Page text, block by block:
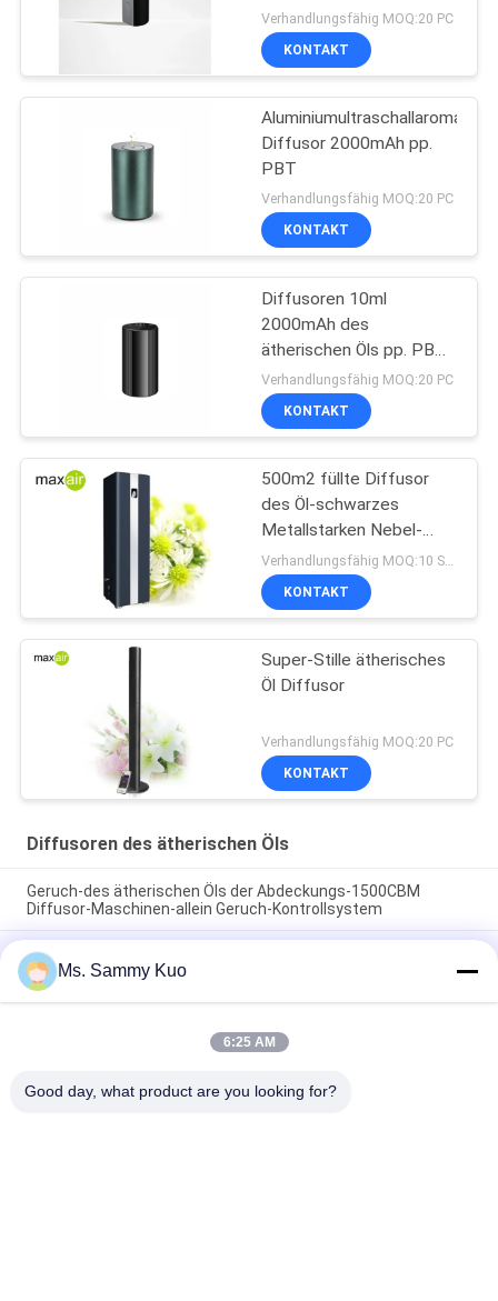
100mAh
Verhandlungsfähig MOQ:20 PC
KONTAKT
Aluminiumultraschallaroma-
Diffusor 2000mAh pp.
PBT
Verhandlungsfähig MOQ:20 PC
KONTAKT
Diffusoren 10ml
2000mAh des
ätherischen Öls pp. PBT
Ausgangs
Verhandlungsfähig MOQ:20 PC
KONTAKT
500m2 füllte Diffusor
des Öl-schwarzes
Metallstarken Nebel-
ätherischen Öls wieder
Verhandlungsfähig MOQ:10 Stücke
KONTAKT
Super-Stille ätherisches
Öl Diffusor
Verhandlungsfähig MOQ:20 PC
KONTAKT
Diffusoren des ätherischen Öls
Geruch-des ätherischen Öls der Abdeckungs-1500CBM
Diffusor-Maschinen-allein Geruch-Kontrollsystem
Hvac-ätherischen Öls Spitzender hotellobby starkes der
Energie tragbares Metall des Schwarzen 220V elektrischer
Diffusor
Diffusor des schwarzes Metallan der wand befestigter
durchaus ätherischen Öls errichtet im Fan für mittleren
Ms. Sammy Kuo
6:25 AM
Good day, what product are you looking for?